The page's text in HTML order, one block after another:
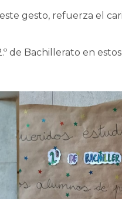
gesto, refuerza el
de Bachillerato en